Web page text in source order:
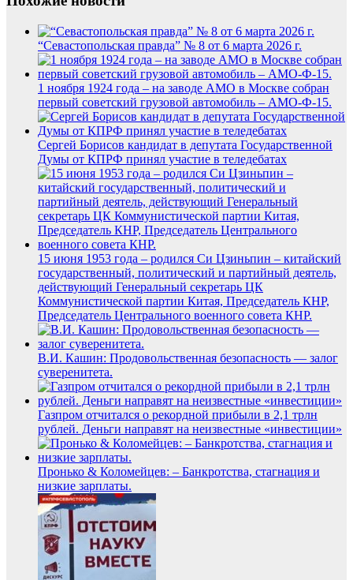
“Севастопольская правда” № 8 от 6 марта 2026 г.
1 ноября 1924 года – на заводе АМО в Москве собран
первый советский грузовой автомобиль – АМО-Ф-15.
Сергей Борисов кандидат в депутата Государственной
Думы от КПРФ принял участие в теледебатах
15 июня 1953 года – родился Си Цзиньпин – китайский
государственный, политический и партийный деятель,
действующий Генеральный секретарь ЦК
Коммунистической партии Китая, Председатель КНР,
Председатель Центрального военного совета КНР.
В.И. Кашин: Продовольственная безопасность — залог
суверенитета.
Газпром отчитался о рекордной прибыли в 2,1 трлн
рублей. Деньги направят на неизвестные «инвестиции»
Пронько & Коломейцев: – Банкротства, стагнация и
низкие зарплаты.